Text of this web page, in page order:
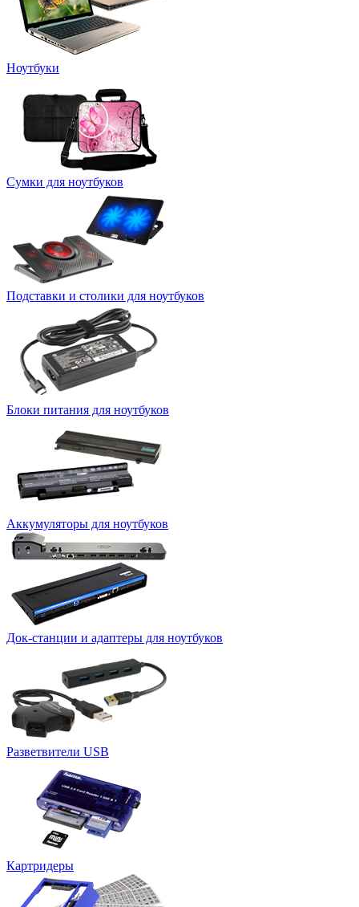
Ноутбуки
Сумки для ноутбуков
Подставки и столики для ноутбуков
Блоки питания для ноутбуков
Аккумуляторы для ноутбуков
Док-станции и адаптеры для ноутбуков
Разветвители USB
Картридеры